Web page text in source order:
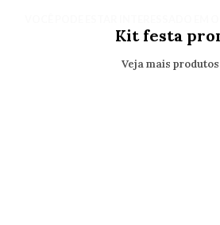
Kit festa
Veja mais produtos